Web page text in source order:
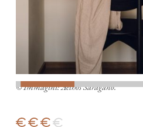
© Immagini: Aethos Saragano.